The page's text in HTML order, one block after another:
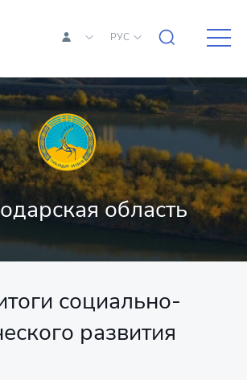
РУС
область
социально-
развития